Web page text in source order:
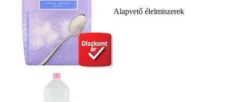
Alapvető élelmiszerek